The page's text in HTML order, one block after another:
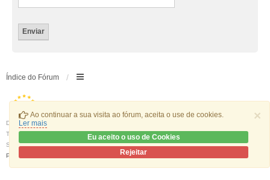
×
Ao continuar a sua visita ao fórum, aceita o use de cookies.
Ler mais
Eu aceito o uso de Cookies
Rejeitar
Índice do Fórum
Desenvolvido por
Traduzido por:
phpBB Portugal
Stylewe_universalcreated by INVENTEA & v12mike
Privacidade